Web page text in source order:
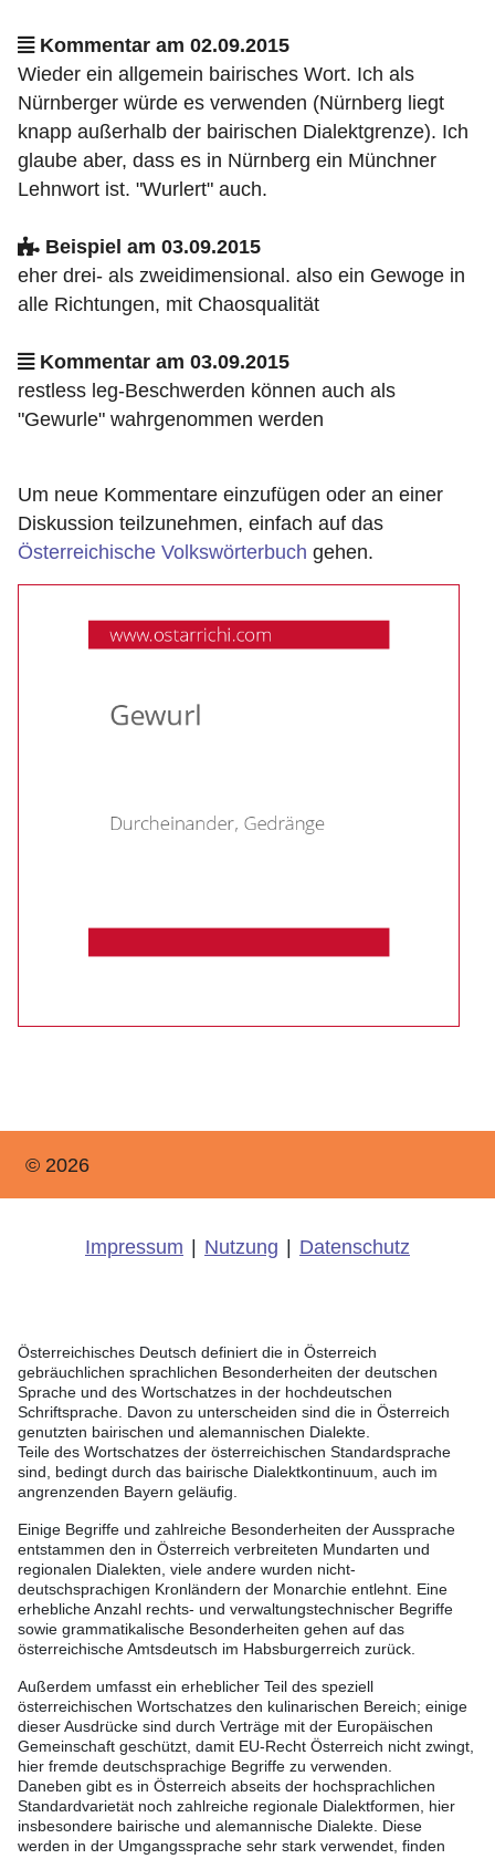
Kommentar am 02.09.2015
Wieder ein allgemein bairisches Wort. Ich als
Nürnberger würde es verwenden (Nürnberg liegt
knapp außerhalb der bairischen Dialektgrenze). Ich
glaube aber, dass es in Nürnberg ein Münchner
Lehnwort ist. "Wurlert" auch.
Beispiel am 03.09.2015
eher drei- als zweidimensional. also ein Gewoge in
alle Richtungen, mit Chaosqualität
Kommentar am 03.09.2015
restless leg-Beschwerden können auch als
"Gewurle" wahrgenommen werden
Um neue Kommentare einzufügen oder an einer
Diskussion teilzunehmen, einfach auf das
Österreichische Volkswörterbuch gehen.
© 2026
Impressum Nutzung Datenschutz
Österreichisches Deutsch definiert die in Österreich
gebräuchlichen sprachlichen Besonderheiten der deutschen
Sprache und des Wortschatzes in der hochdeutschen
Schriftsprache. Davon zu unterscheiden sind die in Österreich
genutzten bairischen und alemannischen Dialekte.
Teile des Wortschatzes der österreichischen Standardsprache
sind, bedingt durch das bairische Dialektkontinuum, auch im
angrenzenden Bayern geläufig.
Einige Begriffe und zahlreiche Besonderheiten der Aussprache
entstammen den in Österreich verbreiteten Mundarten und
regionalen Dialekten, viele andere wurden nicht-
deutschsprachigen Kronländern der Monarchie entlehnt. Eine
erhebliche Anzahl rechts- und verwaltungstechnischer Begriffe
sowie grammatikalische Besonderheiten gehen auf das
österreichische Amtsdeutsch im Habsburgerreich zurück.
Außerdem umfasst ein erheblicher Teil des speziell
österreichischen Wortschatzes den kulinarischen Bereich; einige
dieser Ausdrücke sind durch Verträge mit der Europäischen
Gemeinschaft geschützt, damit EU-Recht Österreich nicht zwingt,
hier fremde deutschsprachige Begriffe zu verwenden.
Daneben gibt es in Österreich abseits der hochsprachlichen
Standardvarietät noch zahlreiche regionale Dialektformen, hier
insbesondere bairische und alemannische Dialekte. Diese
werden in der Umgangssprache sehr stark verwendet, finden